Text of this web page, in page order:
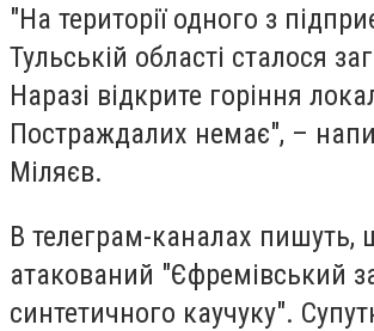
"На території одного з
Тульській області сталося
Наразі відкрите горіння
Постраждалих немає", –
Міляєв.
В телеграм-каналах пишуть,
атакований "Єфремівський
синтетичного каучуку".